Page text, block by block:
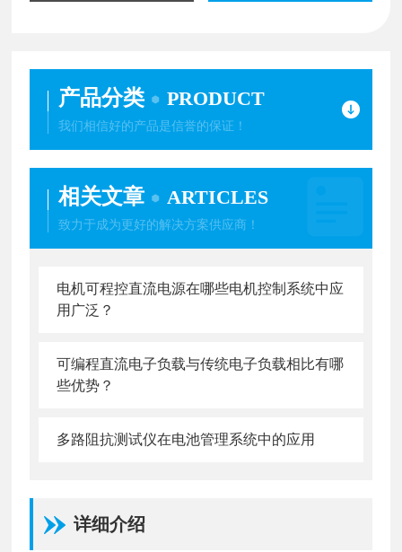
产品分类 PRODUCT
我们相信好的产品是信誉的保证！
相关文章 ARTICLES
致力于成为更好的解决方案供应商！
电机可程控直流电源在哪些电机控制系统中应
用广泛？
可编程直流电子负载与传统电子负载相比有哪
些优势？
多路阻抗测试仪在电池管理系统中的应用
详细介绍